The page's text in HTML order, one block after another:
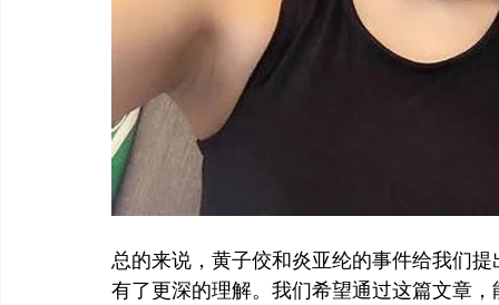
总的来说，黄子佼和炎亚纶的事件给我们
有了更深的理解。我们希望通过这篇文章